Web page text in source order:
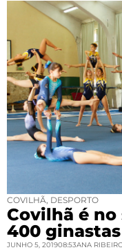
COVILHÃ, DESPORTO
Covilhã é no
400 ginastas
JUNHO 5, 201908:53ANA